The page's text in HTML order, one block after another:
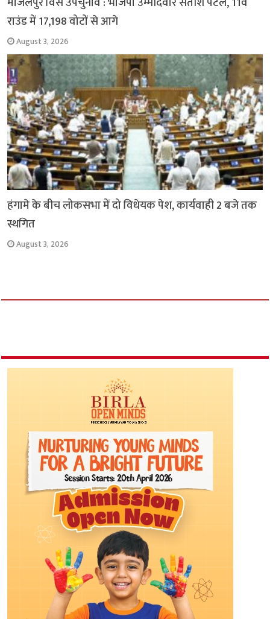
राउंड में 17,198 वोटों से आगे
August 3, 2026
हंगामे के बीच लोकसभा में दो विधेयक पेश, कार्यवाही 2 बजे तक
स्थगित
August 3, 2026